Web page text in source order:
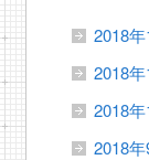
2018年
2018年
2018年
2018年